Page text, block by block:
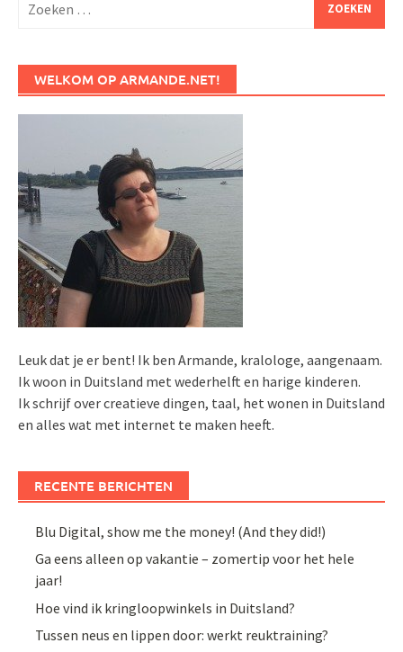
naar:
WELKOM OP ARMANDE.NET!
Leuk dat je er bent! Ik ben Armande, kralologe, aangenaam.
Ik woon in Duitsland met wederhelft en harige kinderen.
Ik schrijf over creatieve dingen, taal, het wonen in Duitsland
en alles wat met internet te maken heeft.
RECENTE BERICHTEN
Blu Digital, show me the money! (And they did!)
Ga eens alleen op vakantie – zomertip voor het hele
jaar!
Hoe vind ik kringloopwinkels in Duitsland?
Tussen neus en lippen door: werkt reuktraining?